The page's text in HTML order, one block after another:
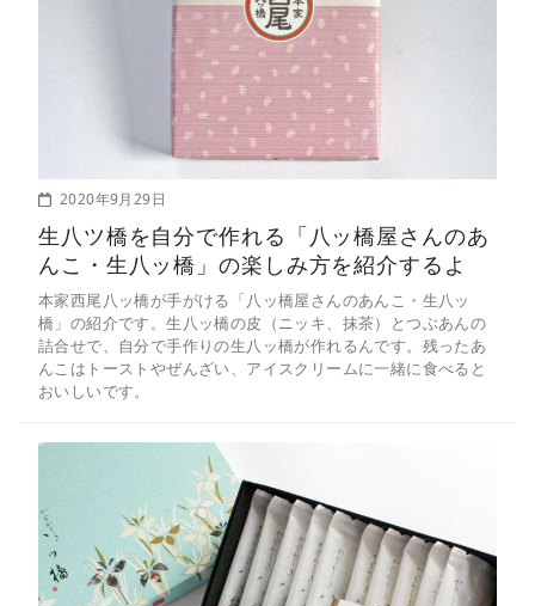
2020年9月29日
生八ツ橋を自分で作れる「八ッ橋屋さんのあ
んこ・生八ッ橋」の楽しみ方を紹介するよ
本家西尾八ッ橋が手がける「八ッ橋屋さんのあんこ・生八ッ
橋」の紹介です。生八ッ橋の皮（ニッキ、抹茶）とつぶあんの
詰合せで、自分で手作りの生八ッ橋が作れるんです。残ったあ
んこはトーストやぜんざい、アイスクリームに一緒に食べると
おいしいです。